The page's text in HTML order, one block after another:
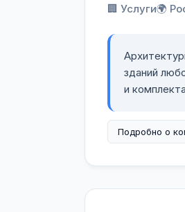
🏢 Услуги🌍
зданий
и
Подробно о